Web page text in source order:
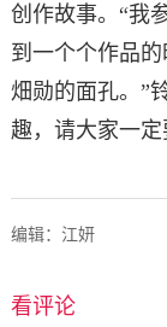
创作故事。“我
到一个个作品
畑勋的面孔。”
趣，请大家一定
编辑：江妍
看评论